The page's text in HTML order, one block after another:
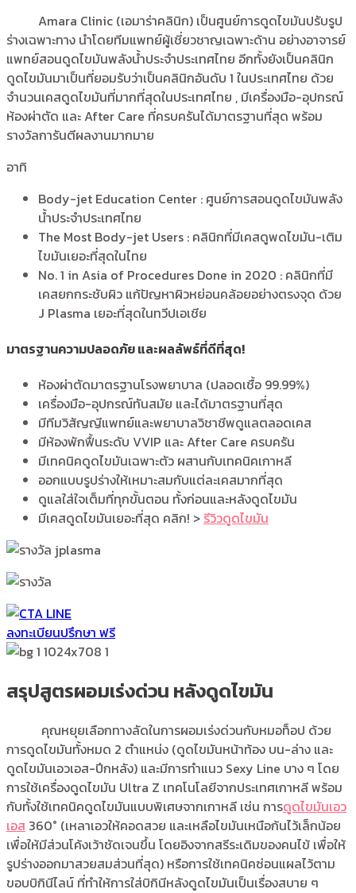
Amara Clinic (เอมาร่าคลินิก) เป็นศูนย์การดูดไขมันปรับรูป
ร่างเฉพาะทาง นำโดยทีมแพทย์ผู้เชี่ยวชาญเฉพาะด้าน อย่างอาจารย์
แพทย์สอนดูดไขมันพลังน้ำประจำประเทศไทย อีกทั้งยังเป็นคลินิก
ดูดไขมันมาเป็นที่ยอมรับว่าเป็นคลินิกอันดับ 1 ในประเทศไทย ด้วย
จำนวนเคสดูดไขมันที่มากที่สุดในประเทศไทย , มีเครื่องมือ-อุปกรณ์
ห้องผ่าตัด และ After Care ที่ครบครันได้มาตรฐานที่สุด พร้อม
รางวัลการันตีผลงานมากมาย
อาทิ
Body-jet Education Center : ศูนย์การสอนดูดไขมันพลัง
น้ำประจำประเทศไทย
The Most Body-jet Users : คลินิกที่มีเคสดูพดไขมัน-เติม
ไขมันเยอะที่สุดในไทย
No. 1 in Asia of Procedures Done in 2020 : คลินิกที่มี
เคสยกกระชับผิว แก้ปัญหาผิวหย่อนคล้อยอย่างตรงจุด ด้วย
J Plasma เยอะที่สุดในทวีปเอเชีย
มาตรฐานความปลอดภัย และผลลัพธ์ที่ดีที่สุด!
ห้องผ่าตัดมาตรฐานโรงพยาบาล (ปลอดเชื้อ 99.99%)
เครื่องมือ-อุปกรณ์ทันสมัย และได้มาตรฐานที่สุด
มีทีมวิสัญญีแพทย์และพยาบาลวิชาชีพดูแลตลอดเคส
มีห้องพักฟื้นระดับ VVIP และ After Care ครบครัน
มีเทคนิคดูดไขมันเฉพาะตัว ผสานกับเทคนิคเกาหลี
ออกแบบรูปร่างให้เหมาะสมกับแต่ละเคสมากที่สุด
ดูแลใส่ใจเต็มที่ทุกขั้นตอน ทั้งก่อนและหลังดูดไขมัน
มีเคสดูดไขมันเยอะที่สุด คลิก! >รีวิวดูดไขมัน
ลงทะเบียนปรึกษา ฟรี
สรุปสูตรผอมเร่งด่วน หลังดูดไขมัน
คุณหยุยเลือกทางลัดในการผอมเร่งด่วนกับหมอท็อป ด้วย
การดูดไขมันทั้งหมด 2 ตำแหน่ง (ดูดไขมันหน้าท้อง บน-ล่าง และ
ดูดไขมันเอวเอส-ปีกหลัง) และมีการทำแนว Sexy Line บาง ๆ โดย
การใช้เครื่องดูดไขมัน Ultra Z เทคโนโลยีจากประเทศเกาหลี พร้อม
กับทั้งใช้เทคนิคดูดไขมันแบบพิเศษจากเกาหลี เช่น การดูดไขมันเอว
เอส 360° (เหลาเอวให้คอดสวย และเหลือไขมันเหนือก้นไว้เล็กน้อย
เพื่อให้มีส่วนโค้งเว้าชัดเจนขึ้น โดยอิงจากสรีระเดิมของคนไข้ เพื่อให้
รูปร่างออกมาสวยสมส่วนที่สุด) หรือการใช้เทคนิคซ่อนแผลไว้ตาม
ขอบบิกินีไลน์ ที่ทำให้การใส่บิกินีหลังดูดไขมันเป็นเรื่องสบาย ๆ